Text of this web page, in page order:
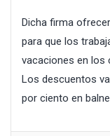
Dicha firma
para que los
vacaciones en los
Los descuentos
por ciento en